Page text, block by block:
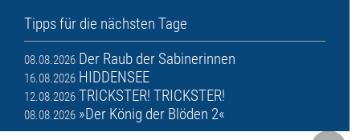
Tipps für die nächsten Tage
08.08.2026 Der Raub der Sabinerinnen
16.08.2026 HIDDENSEE
12.08.2026 TRICKSTER! TRICKSTER!
08.08.2026 »Der König der Blöden 2«